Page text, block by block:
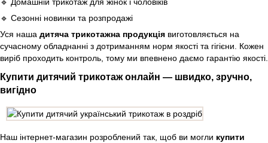
🔹 Сезонні новинки та розпродажі
Уся наша дитяча трикотажна продукція виготовляється на
сучасному обладнанні з дотриманням норм якості та гігієни. Кожен
виріб проходить контроль, тому ми впевнено даємо гарантію якості.
Купити дитячий трикотаж онлайн — швидко, зручно,
вигідно
Наш інтернет-магазин розроблений так, щоб ви могли купити